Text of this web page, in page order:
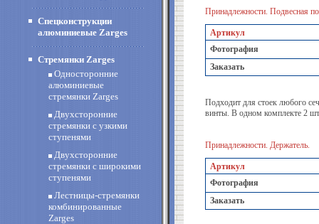
Спецконструкции
алюминиевые Zarges
Стремянки Zarges
Односторонние
алюминиевые
стремянки Zarges
Двухсторонние
стремянки с узкими
ступенями
Двухсторонние
стремянки с широкими
ступенями
Лестницы-стремянки
комбинированные
Zarges
Принадлежности. Подвесная
Артикул
Фотография
Заказать
Подходит для стоек любого
винты. В одном комплекте 2
Принадлежности. Держатель.
Артикул
Фотография
Заказать